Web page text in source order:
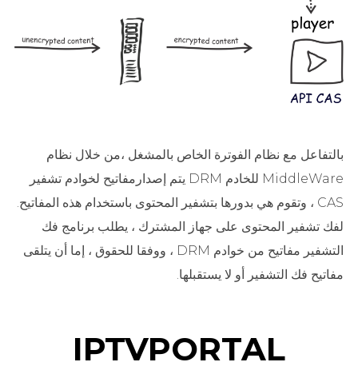
بالتفاعل مع نظام الفوترة الخاص بالمشغل ،من خلال نظام
MiddleWare للخادم DRM يتم إصدارمفاتيح لخوادم تشفير
CAS ، وتقوم هي بدورها بتشفير المحتوى باستخدام هذه المفاتيح.
لفك تشفير المحتوى على جهاز المشترك ، يطلب برنامج فك
التشفير مفاتيح من خوادم DRM ، ووفقا للحقوق ، إما أن يتلقى
مفاتيح فك التشفير أو لا يستقبلها.
IPTVPORTAL